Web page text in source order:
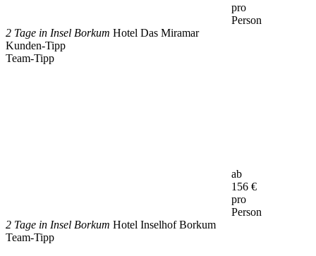
pro
Person
2 Tage in Insel Borkum Hotel Das Miramar
Kunden-Tipp
Team-Tipp
ab
156 €
pro
Person
2 Tage in Insel Borkum Hotel Inselhof Borkum
Team-Tipp